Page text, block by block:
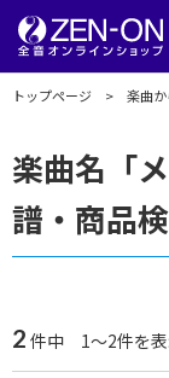
トップページ 楽曲
楽曲名「
譜・商品
2 件中 1～2件を